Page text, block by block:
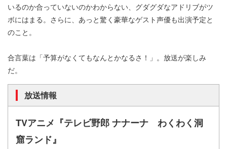
いるのか合っていないのかわからない、グダグダなアドリブがツ
ボにはまる。さらに、あっと驚く豪華なゲスト声優も出演予定と
のこと。
合言葉は「予算がなくてもなんとかなるさ！」。放送が楽しみ
だ。
放送情報
TVアニメ『テレビ野郎 ナナーナ わくわく洞
窟ランド』